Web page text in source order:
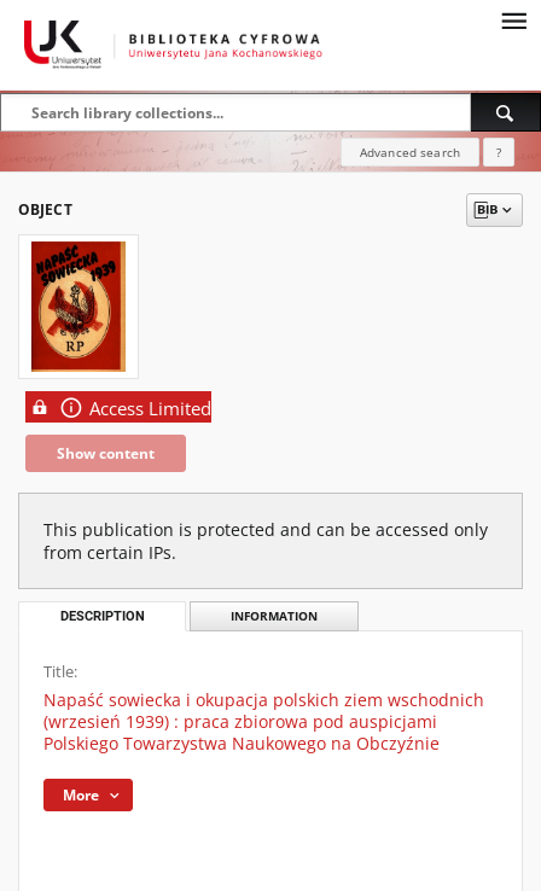
Advanced search ?
OBJECT
Access Limited
Show content
This publication is protected and can be accessed only
from certain IPs.
DESCRIPTION INFORMATION
Title:
Napaść sowiecka i okupacja polskich ziem wschodnich
(wrzesień 1939) : praca zbiorowa pod auspicjami
Polskiego Towarzystwa Naukowego na Obczyźnie
More